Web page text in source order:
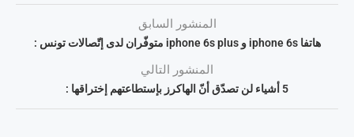
المنشور السابق
هاتفا iphone 6s و iphone 6s plus متوفّران لدى إتّصالات تونس :
المنشور التالي
5 أشياء لن تصدّق أنّ الهاكرز بإستطاعتهم إختراقها :